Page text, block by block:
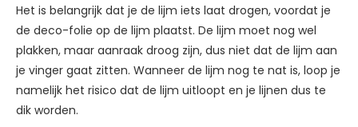
Het is belangrijk dat je de lijm iets laat drogen, voordat je
de deco-folie op de lijm plaatst. De lijm moet nog wel
plakken, maar aanraak droog zijn, dus niet dat de lijm aan
je vinger gaat zitten. Wanneer de lijm nog te nat is, loop je
namelijk het risico dat de lijm uitloopt en je lijnen dus te
dik worden.